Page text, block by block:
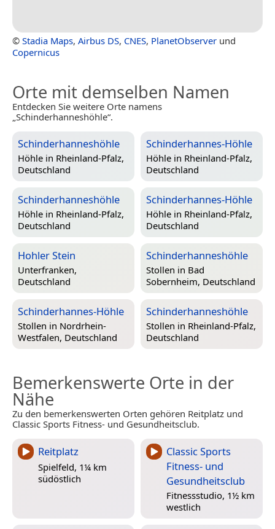
© Stadia Maps, Airbus DS, CNES, PlanetObserver und
Copernicus
Orte mit demselben Namen
Entdecken Sie weitere Orte namens
„Schinderhanneshöhle“.
Schinderhanneshöhle
Höhle in Rheinland-Pfalz,
Deutschland
Schinderhannes-Höhle
Höhle in Rheinland-Pfalz,
Deutschland
Schinderhanneshöhle
Höhle in Rheinland-Pfalz,
Deutschland
Schinderhannes-Höhle
Höhle in Rheinland-Pfalz,
Deutschland
Hohler Stein
Unterfranken,
Deutschland
Schinderhanneshöhle
Stollen in Bad
Sobernheim, Deutschland
Schinderhannes-Höhle
Stollen in Nordrhein-
Westfalen, Deutschland
Schinderhanneshöhle
Stollen in Rheinland-Pfalz,
Deutschland
Bemerkenswerte Orte in der
Nähe
Zu den bemerkenswerten Orten gehören Reitplatz und
Classic Sports Fitness- und Gesundheitsclub.
Reitplatz
Spielfeld, 1¼ km
südöstlich
Classic Sports
Fitness- und
Gesundheitsclub
Fitnessstudio, 1½ km
westlich